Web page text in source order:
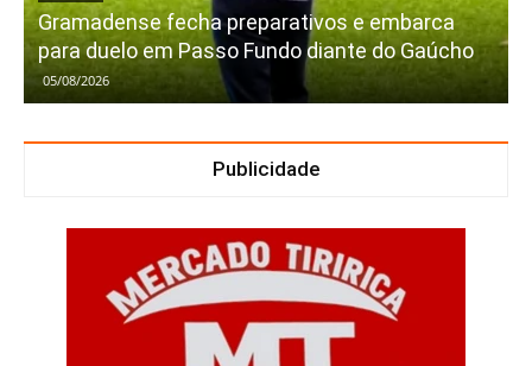
Gramadense fecha preparativos e embarca
para duelo em Passo Fundo diante do Gaúcho
05/08/2026
Publicidade